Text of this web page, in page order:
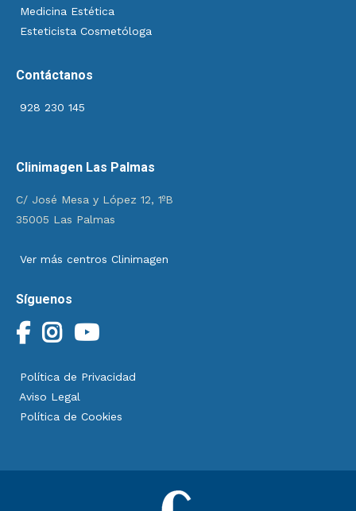
Medicina Estética
Esteticista Cosmetóloga
Contáctanos
928 230 145
Clinimagen Las Palmas
C/ José Mesa y López 12, 1ºB
35005 Las Palmas
Ver más centros Clinimagen
Síguenos
Política de Privacidad
Aviso Legal
Política de Cookies